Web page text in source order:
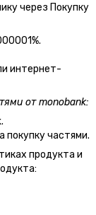
через Покупку
интернет-
от monobank:
покупку частями.
продукта и